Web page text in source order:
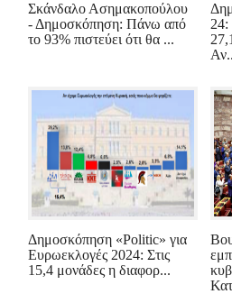
Σκάνδαλο Ασημακοπούλου
- Δημοσκόπηση: Πάνω από
το 93% πιστεύει ότι θα ...
Δημοσκόπηση «Politic» για
Ευρωεκλογές 2024: Στις
15,4 μονάδες η διαφορ...